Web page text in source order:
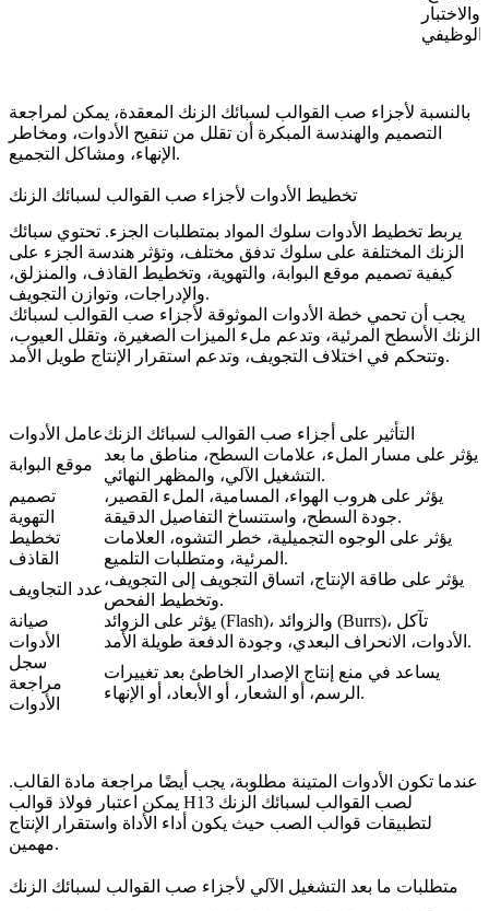
والاختبار
بالنسبة لأجزاء صب القوالب لسبائك الزنك المعقدة، يمكن لمراجعة
التصميم و الهندسة المبكرة أن تقلل من تنقيح الأدوات، ومخاطر
الإنهاء، ومشاكل التجميع.
تخطيط الأدوات لأجزاء صب القوالب لسبائك الزنك
يربط تخطيط الأدوات سلوك المواد بمتطلبات الجزء. تحتوي سبائك
الزنك المختلفة على سلوك تدفق مختلف، وتؤثر هندسة الجزء على
كيفية تصميم موقع البوابة، والتهوية، وتخطيط القاذف، والمنزلق،
والإدراجات، وتوازن التجويف.
يجب أن تحمي خطة الأدوات الموثوقة لأجزاء صب القوالب لسبائك
الزنك الأسطح المرئية، وتدعم ملء الميزات الصغيرة، وتقلل العيوب،
وتتحكم في اختلاف التجويف، وتدعم استقرار الإنتاج طويل الأمد.
عامل الأدواتالتأثير على أجزاء صب القوالب لسبائك الزنك
موقع البوابة
يؤثر على مسار الملء، علامات السطح، مناطق ما بعد
التشغيل الآلي، والمظهر النهائي.
تصميم
التهوية
يؤثر على هروب الهواء، المسامية، الملء القصير،
جودة السطح، واستنساخ التفاصيل الدقيقة.
تخطيط
القاذف
يؤثر على الوجوه التجميلية، خطر التشوه، العلامات
المرئية، ومتطلبات التلميع.
عدد التجاويف
يؤثر على طاقة الإنتاج، اتساق التجويف إلى التجويف،
وتخطيط الفحص.
صيانة
الأدوات
يؤثر على الزوائد (Flash)، والزوائد (Burrs)، تآكل
الأدوات، الانحراف البعدي، وجودة الدفعة طويلة الأمد.
سجل
مراجعة
الأدوات
يساعد في منع إنتاج الإصدار الخاطئ بعد تغييرات
الرسم، أو الشعار، أو الأبعاد، أو الإنهاء.
عندما تكون الأدوات المتينة مطلوبة، يجب أيضًا مراجعة مادة القالب.
يمكن اعتبار
فولاذ قوالب H13 لصب القوالب لسبائك الزنك
لتطبيقات قوالب الصب حيث يكون أداء الأداة واستقرار الإنتاج
مهمين.
متطلبات ما بعد التشغيل الآلي لأجزاء صب القوالب لسبائك الزنك